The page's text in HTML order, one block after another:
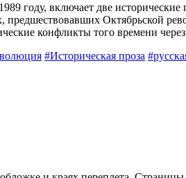
году, включает две
предшествовавших Октябрьской
конфликты того времени
#Историческая проза